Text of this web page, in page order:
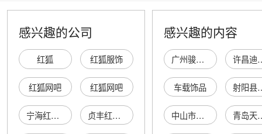
感兴趣的公司
红狐 红狐服饰
红狐网吧 红狐网吧
宁海红狐酒吧 贞丰红狐酒吧
感兴趣的内容
广州骏豪设计有限公司 许昌迪
车载饰品 射阳县射阳
中山市澳捷电器科技有限公司 青岛天驰